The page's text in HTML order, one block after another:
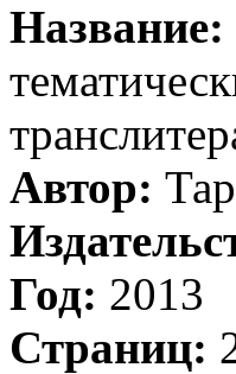
Название:
Автор:
Год: 2013
Страниц: